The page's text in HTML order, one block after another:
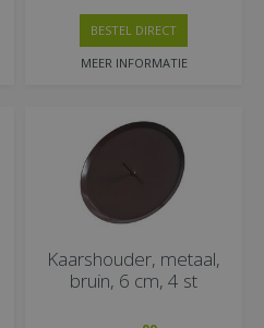
MEER INFORMATIE
BESTEL DIRECT
Kaarshouder, metaal,
bruin, 6 cm, 4 st